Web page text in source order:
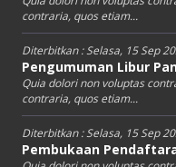
contraria, quos etiam...
Diterbitkan :Selasa, 15 Sep
Pengumuman Libur
Quia dolori non voluptas
contraria, quos etiam...
Diterbitkan :Selasa, 15 Sep
Pembukaan